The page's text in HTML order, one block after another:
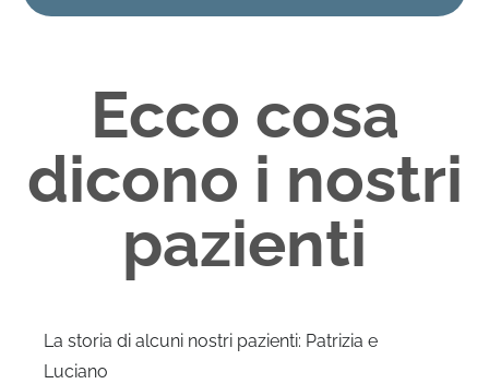
Ecco cosa
dicono i nostri
pazienti
La storia di alcuni nostri pazienti: Patrizia e
Luciano